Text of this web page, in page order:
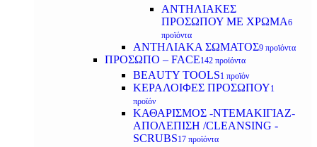
ΑΝΤΗΛΙΑΚΕΣ
ΠΡΟΣΩΠΟΥ ΜΕ ΧΡΩΜΑ6
προϊόντα
ΑΝΤΗΛΙΑΚΑ ΣΩΜΑΤΟΣ9 προϊόντα
ΠΡΟΣΩΠΟ – FACE142 προϊόντα
BEAUTY TOOLS1 προϊόν
ΚΕΡΑΛΟΙΦΕΣ ΠΡΟΣΩΠΟΥ1
προϊόν
ΚΑΘΑΡΙΣΜΟΣ -ΝΤΕΜΑΚΙΓΙΑΖ-
ΑΠΟΛΕΠΙΣΗ /CLEANSING -
SCRUBS17 προϊόντα